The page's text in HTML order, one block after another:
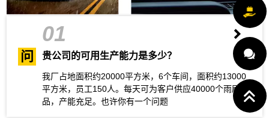
01
问 贵公司的可用生产能力是多少？
我厂占地面积约20000平方米，6个车间，面积约13000
平方米，员工150人。每天可为客户供应40000个雨刷产
品，产能充足。也许你有一个问题